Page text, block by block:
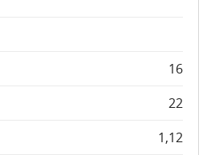
16
22
1,12